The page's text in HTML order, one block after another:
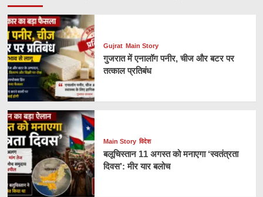
पर
अफगानिस्तान-
पाकिस्तान
में
जंग
जैसे
हालात
Gujrat Main Story
गुजरात में एनालॉग पनीर, चीज और बटर पर
तत्काल प्रतिबंध
Main Story विदेश
बलूचिस्तान 11 अगस्त को मनाएगा ‘स्वतंत्रता
दिवस’: मीर यार बलोच